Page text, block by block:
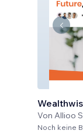
Von Allioo
Noch keine